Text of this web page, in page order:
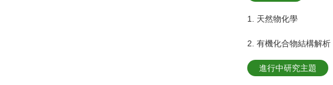
1. 天然物化學
2. 有機化合物結構解析
進行中研究主題